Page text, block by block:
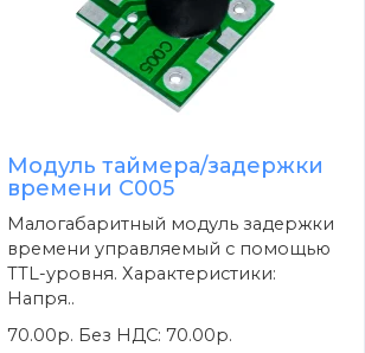
Модуль таймера/задержки
времени C005
Малогабаритный модуль задержки
времени управляемый с помощью
TTL-уровня. Характеристики:
Напря..
70.00р. Без НДС: 70.00р.